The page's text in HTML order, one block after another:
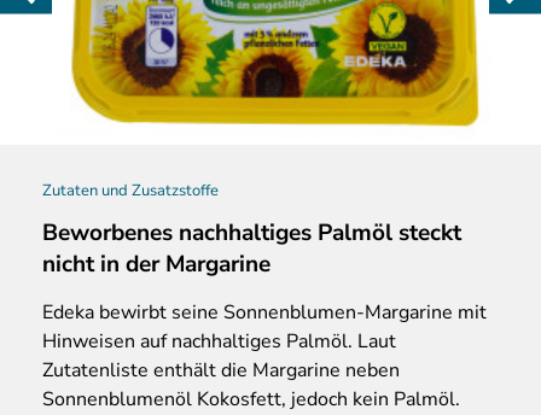
Zutaten und Zusatzstoffe
Beworbenes nachhaltiges Palmöl steckt
nicht in der Margarine
Edeka bewirbt seine Sonnenblumen-Margarine mit
Hinweisen auf nachhaltiges Palmöl. Laut
Zutatenliste enthält die Margarine neben
Sonnenblumenöl Kokosfett, jedoch kein Palmöl.